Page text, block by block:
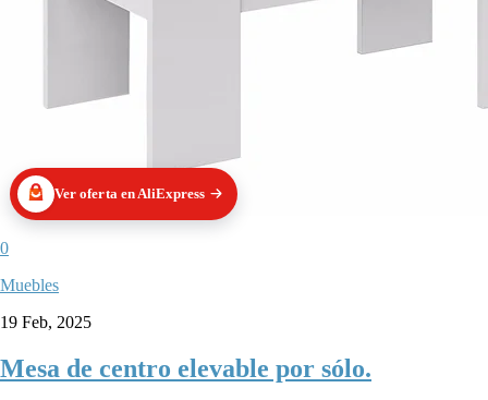
Ver oferta en AliExpress
0
Muebles
19 Feb, 2025
Mesa de centro elevable por sólo.